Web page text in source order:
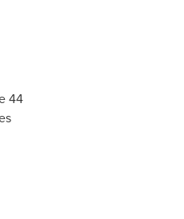
44